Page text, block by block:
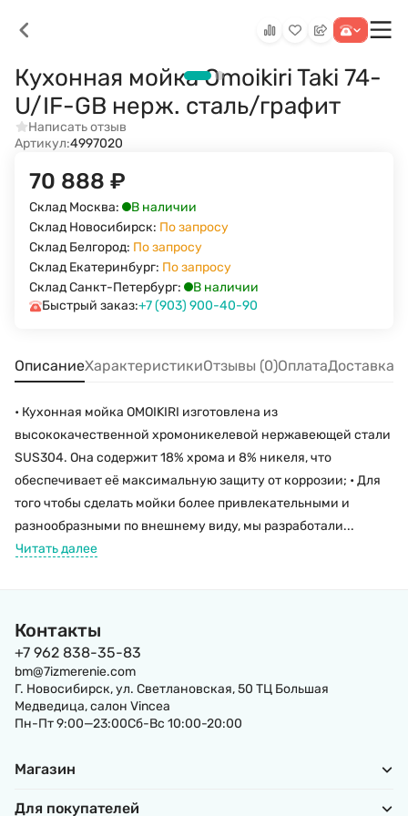
Кухонная мойка Omoikiri Taki 74-
U/IF-GB нерж. сталь/графит
Написать отзыв
Артикул:4997020
70 888 ₽
Склад Москва:
В наличии
Склад Новосибирск: По запросу
Склад Белгород: По запросу
Склад Екатеринбург: По запросу
Склад Санкт-Петербург:
В наличии
Быстрый заказ:+7 (903) 900-40-90
ОписаниеХарактеристикиОтзывы (0)ОплатаДоставка
• Кухонная мойка OMOIKIRI изготовлена из
высококачественной хромоникелевой нержавеющей стали
SUS304. Она содержит 18% хрома и 8% никеля, что
обеспечивает её максимальную защиту от коррозии; • Для
того чтобы сделать мойки более привлекательными и
разнообразными по внешнему виду, мы разработали...
Читать далее
Контакты
+7 962 838-35-83
bm@7izmerenie.com
Г. Новосибирск, ул. Светлановская, 50 ТЦ Большая
Медведица, салон Vincea
Пн-Пт 9:00—23:00Сб-Вс 10:00-20:00
Магазин
Для покупателей